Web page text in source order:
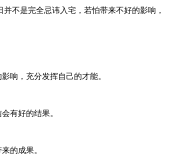
不是完全忌讳入宅，若怕带来不好的影响，
响，充分发挥自己的才能。
有好的结果。
的成果。